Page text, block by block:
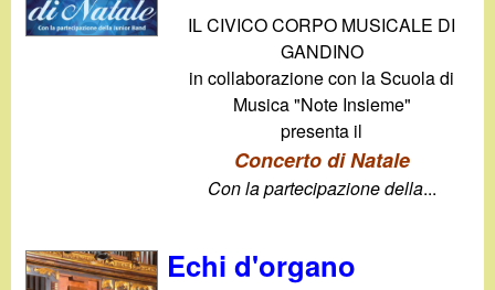
IL CIVICO CORPO MUSICALE DI
GANDINO
in collaborazione con la Scuola di
Musica "Note Insieme"
presenta il
Concerto di Natale
Con la partecipazione della...
Echi d'organo